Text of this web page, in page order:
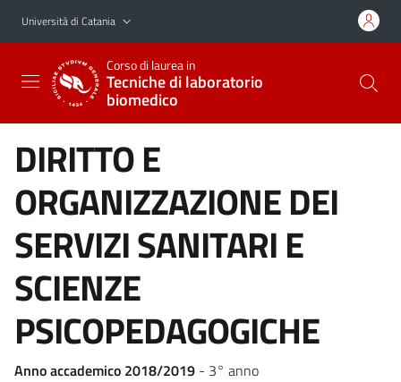
Vai al contenuto principale
Vai al menu di navigazione
Università di Catania
Corso di laurea in
Tecniche di laboratorio
biomedico
DIRITTO E
ORGANIZZAZIONE DEI
SERVIZI SANITARI E
SCIENZE
PSICOPEDAGOGICHE
Anno accademico 2018/2019 - 3° anno